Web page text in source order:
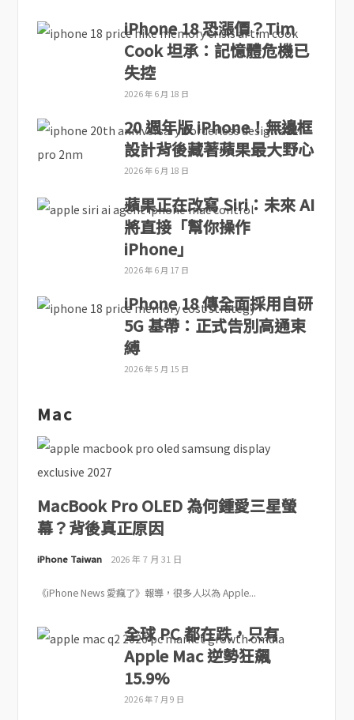
iPhone 18 恐漲價？Tim
Cook 坦承：記憶體危機已
失控
2026 年 6 月 18 日
20 週年版 iPhone！無邊框
設計背後藏著蘋果最大野心
2026 年 6 月 18 日
蘋果正在改寫 Siri：未來 AI
將直接「幫你操作
iPhone」
2026 年 6 月 17 日
iPhone 18 傳全面採用自研
5G 基帶：正式告別高通束
縛
2026 年 5 月 15 日
Mac
MacBook Pro OLED 為何鍾愛三星螢
幕？背後真正原因
iPhone Taiwan 2026 年 7 月 31 日
《iPhone News 愛瘋了》報導，很多人以為 Apple...
全球 PC 都在跌，只有
Apple Mac 逆勢狂飆
15.9%
2026 年 7 月 9 日